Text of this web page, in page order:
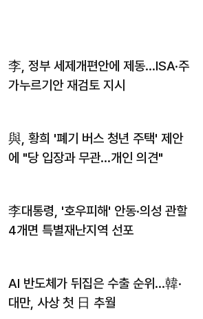
李, 정부 세제개편안에 제동…ISA·주
가누르기안 재검토 지시
與, 황희 '폐기 버스 청년 주택' 제안
에 "당 입장과 무관…개인 의견"
李대통령, '호우피해' 안동·의성 관할
4개면 특별재난지역 선포
AI 반도체가 뒤집은 수출 순위…韓·
대만, 사상 첫 日 추월